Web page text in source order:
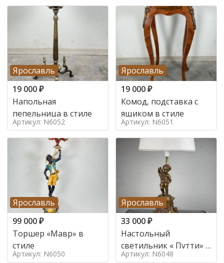
Ярославль
19 000₽
Напольная
пепельница в стиле
Артикул: N6052
Ярославль
19 000₽
Комод, подставка с
ящиком в стиле
Артикул: N6051
Ярославль
99 000₽
Торшер «Мавр» в
стиле
Артикул: N6050
Ярославль
33 000₽
Настольный
светильник « Путти» в
стиле
Артикул: N6048